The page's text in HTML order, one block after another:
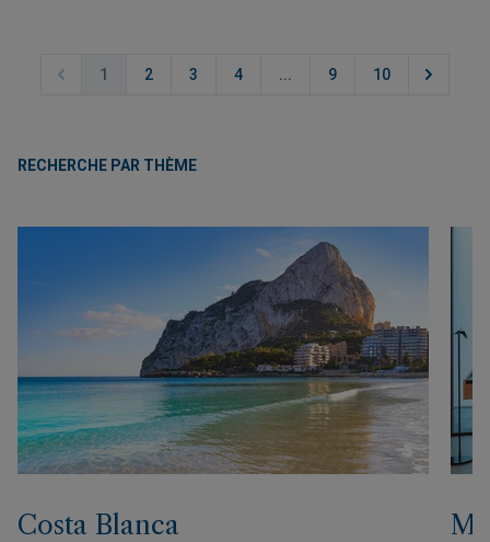
1 2 3 4 ... 9 10
RECHERCHE PAR THÈME
Costa Blanca